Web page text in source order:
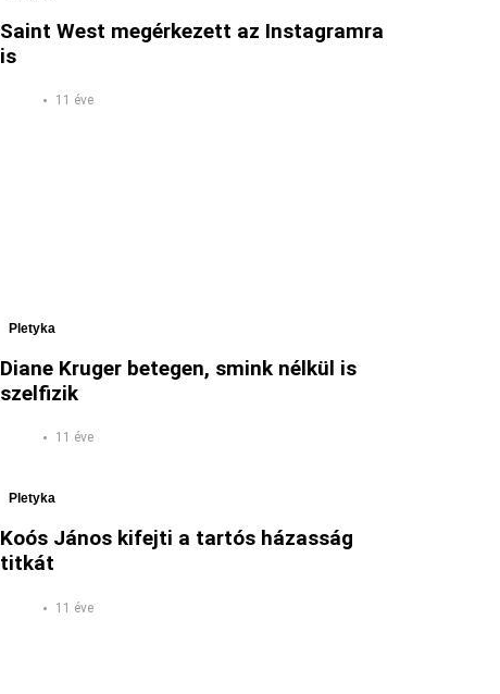
Saint West megérkezett az Instagramra
is
11 éve
Pletyka
Diane Kruger betegen, smink nélkül is
szelfizik
11 éve
Pletyka
Koós János kifejti a tartós házasság
titkát
11 éve